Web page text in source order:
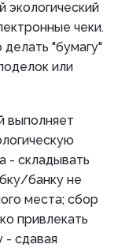
экологический
чеки.
"бумагу"
или
выполняет
- складывать
банку не
места; сбор
привлекать
- сдавая